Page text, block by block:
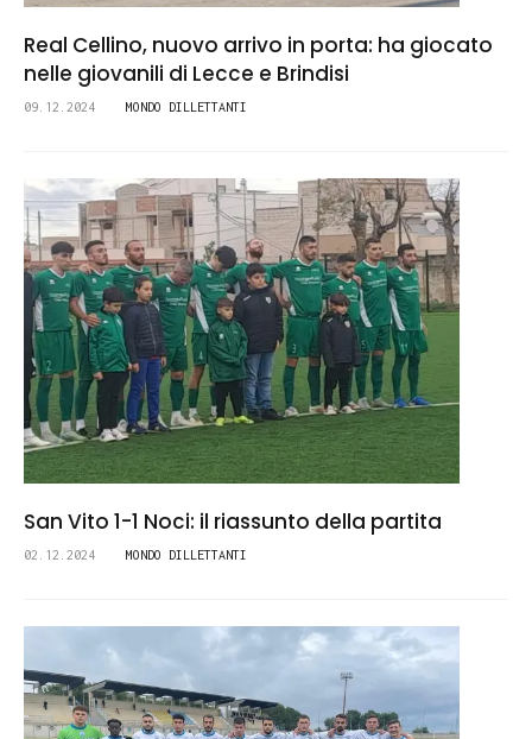
Real Cellino, nuovo arrivo in porta: ha giocato
nelle giovanili di Lecce e Brindisi
09.12.2024 MONDO DILLETTANTI
San Vito 1-1 Noci: il riassunto della partita
02.12.2024 MONDO DILLETTANTI